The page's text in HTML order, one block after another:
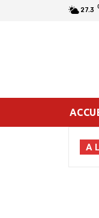
27.3
A